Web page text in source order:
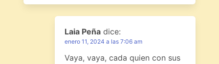
Laia Peña dice:
enero 11, 2024 a las 7:06 am
Vaya, vaya, cada quien con sus